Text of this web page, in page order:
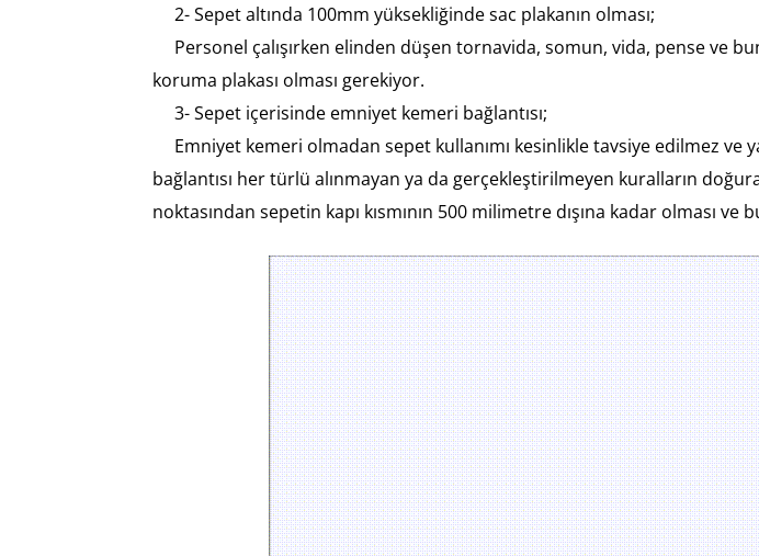
2- Sepet altında 100mm yüksekliğinde sac plakanın olması;
Personel çalışırken elinden düşen tornavida, somun, vida, pense ve
koruma plakası olması gerekiyor.
3- Sepet içerisinde emniyet kemeri bağlantısı;
Emniyet kemeri olmadan sepet kullanımı kesinlikle tavsiye edilmez ve
bağlantısı her türlü alınmayan ya da gerçekleştirilmeyen kuralların
noktasından sepetin kapı kısmının 500 milimetre dışına kadar olması